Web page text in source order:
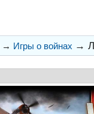
→ Игры о войнах →